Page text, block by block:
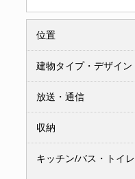
位置
建物タイプ・デザイン
放送・通信
収納
キッチン/バス・トイレ